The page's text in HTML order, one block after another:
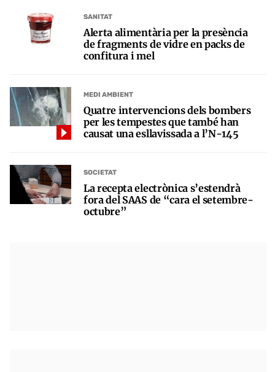
SANITAT
Alerta alimentària per la presència
de fragments de vidre en packs de
confitura i mel
MEDI AMBIENT
Quatre intervencions dels bombers
per les tempestes que també han
causat una esllavissada a l’N-145
SOCIETAT
La recepta electrònica s’estendrà
fora del SAAS de “cara el setembre-
octubre”